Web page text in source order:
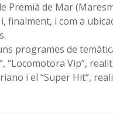
Premià de Mar
finalment, i com a
programes de
“Locomotora Vip”,
i el “Super Hit”,